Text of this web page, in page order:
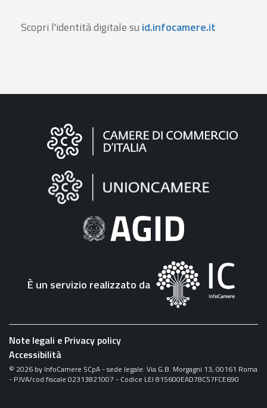
Scopri l'identità digitale su id.infocamere.it
Informazioni
"Fattura
Elettronica"
È un servizio realizzato da
Note legali e Privacy policy
Accessibilità
© 2026 by InfoCamere SCpA - sede legale: Via G.B. Morgagni 13, 00161 Roma
- P.IVA/cod.fiscale 02313821007 - Codice LEI 815600EAD78C57FCE690